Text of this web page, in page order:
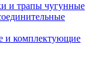
и трапы чугунные
и комплектующие